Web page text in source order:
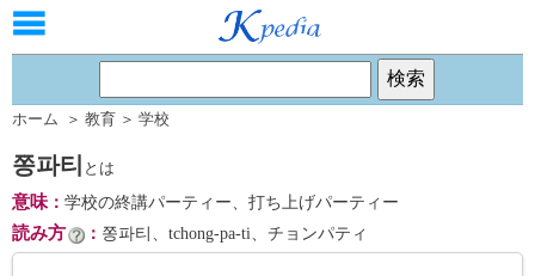
ホーム ＞ 教育 ＞ 学校
쫑파티 とは
意味： 学校の終講パーティー、打ち上げパーティー
読み方 ： 쫑파티、tchong-pa-ti、チョンパティ